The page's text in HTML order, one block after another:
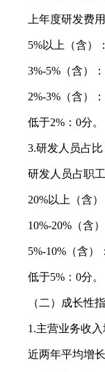
上年度研发费用
5%以上（含）：
3%-5%（含）：
2%-3%（含）：
低于2%：0分。
3.研发人员占比
研发人员占职工
20%以上（含）
10%-20%（含）
5%-10%（含）：
低于5%：0分。
（二）成长性指
1.主营业务收入
近两年平均增长